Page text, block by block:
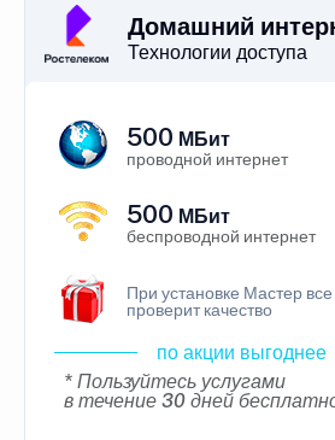
Домашний
Технологии доступа
500 МБит
проводной интернет
500 МБит
беспроводной интернет
При установке Мастер все
проверит качество
по акции выгоднее
* Пользуйтесь услугами
в течение 30 дней